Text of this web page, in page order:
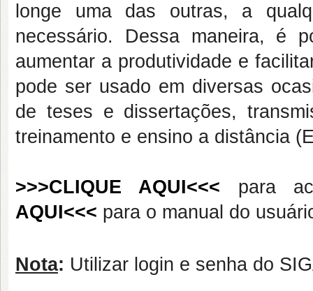
longe uma das outras, a
necessário. Dessa maneira, é
aumentar a produtividade e
pode ser usado em diversas
de teses e dissertações,
treinamento e ensino a distância
>>>CLIQUE AQUI<<< para
AQUI<<< para o manual do
Nota: Utilizar login e senha do